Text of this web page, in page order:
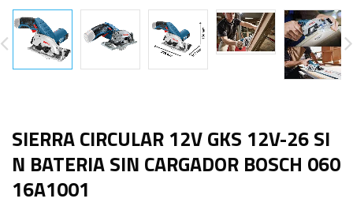
SIERRA CIRCULAR 12V GKS 12V-26 SI
N BATERIA SIN CARGADOR BOSCH 060
16A1001